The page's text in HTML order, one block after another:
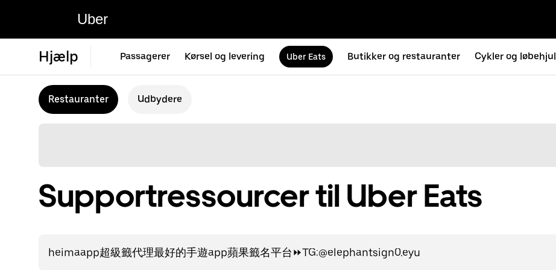
Uber
Hjælp Passagerer Kørsel og levering Uber Eats Butikker og restauranter Cykler og løbehjul
Restauranter Udbydere
Supportressourcer til Uber Eats